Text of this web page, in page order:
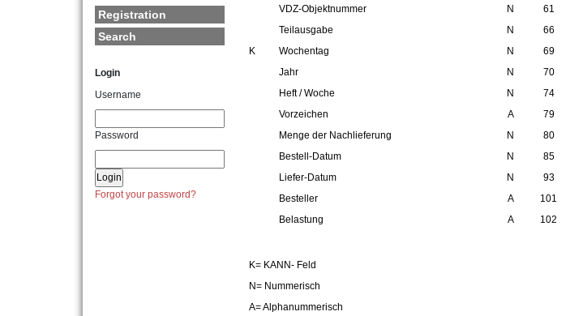
Registration
Search
Login
Username
Password
Forgot your password?
VDZ-Objektnummer
N 61
Teilausgabe
N 66
K
Wochentag N 69
Jahr
N 70
Heft / Woche
N 74
Vorzeichen
A 79
Menge der Nachlieferung
N 80
Bestell-Datum
N 85
Liefer-Datum
N 93
Besteller
A 101
Belastung
A 102
K= KANN- Feld
N= Nummerisch
A= Alphanummerisch